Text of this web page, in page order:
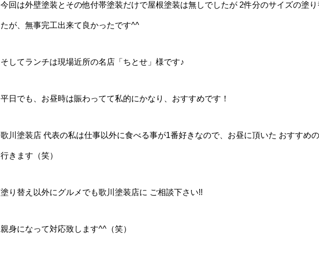
今回は外壁塗装とその他付帯塗装だけで屋根塗装は無しでしたが 2件分のサイズの塗
たが、無事完工出来て良かったです^^
そしてランチは現場近所の名店「ちとせ」様です♪
平日でも、お昼時は賑わってて私的にかなり、おすすめです！
歌川塗装店 代表の私は仕事以外に食べる事が1番好きなので、お昼に頂いた おすすめ
行きます（笑）
塗り替え以外にグルメでも歌川塗装店に ご相談下さい!!
親身になって対応致します^^（笑）